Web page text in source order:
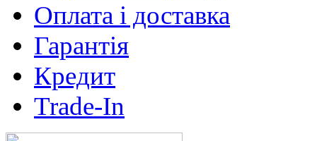
Оплата і доставка
Гарантія
Кредит
Trade-In